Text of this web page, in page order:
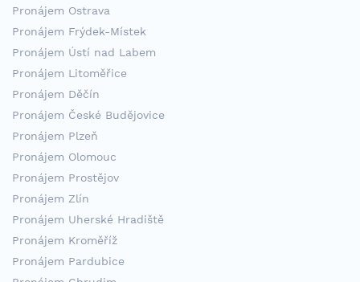
Pronájem Ostrava
Pronájem Frýdek-Místek
Pronájem Ústí nad Labem
Pronájem Litoměřice
Pronájem Děčín
Pronájem České Budějovice
Pronájem Plzeň
Pronájem Olomouc
Pronájem Prostějov
Pronájem Zlín
Pronájem Uherské Hradiště
Pronájem Kroměříž
Pronájem Pardubice